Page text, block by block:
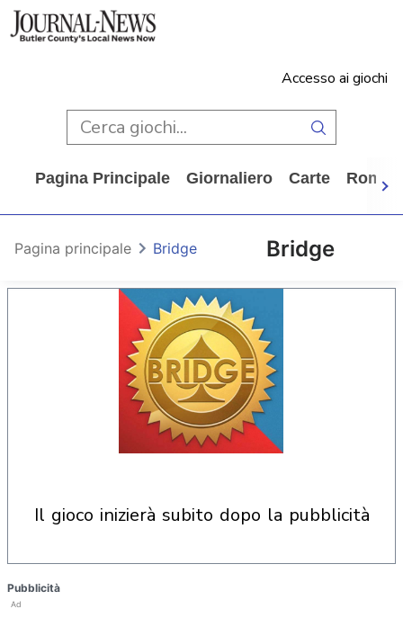
Accesso ai giochi
Pagina Principale Giornaliero Carte
Bridge
Pagina principale Bridge
il gioco inizierà subito dopo la pubblicità
Pubblicità
Ad